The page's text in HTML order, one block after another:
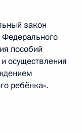
закон
пособий
осуществления
ребёнка».